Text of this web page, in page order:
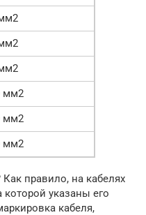
мм2
мм2
мм2
Как правило, на кабелях
которой указаны его
кабеля,